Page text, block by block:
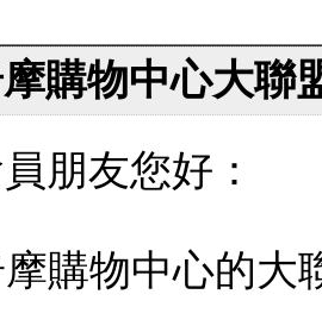
購物中心大聯
朋友您好：
購物中心的大